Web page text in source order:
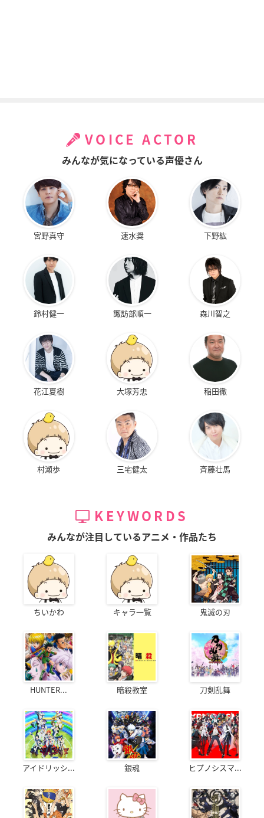
VOICE ACTOR
みんなが気になっている声優さん
宮野真守 速水奨 下野紘
鈴村健一 諏訪部順一 森川智之
花江夏樹 大塚芳忠 稲田徹
村瀬歩 三宅健太 斉藤壮馬
KEYWORDS
みんなが注目しているアニメ・作品たち
ちいかわ キャラ一覧 鬼滅の刃
HUNTER... 暗殺教室 刀剣乱舞
アイドリッシ... 銀魂 ヒプノシスマ...